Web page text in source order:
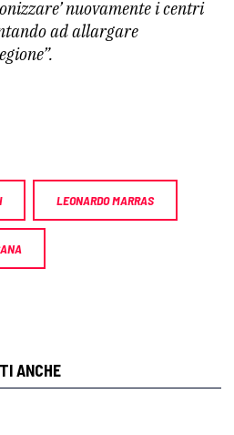
nuovamente i centri
ad allargare
LEONARDO MARRAS
ANCHE